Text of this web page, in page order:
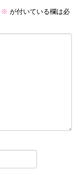
※ が付いている欄は必